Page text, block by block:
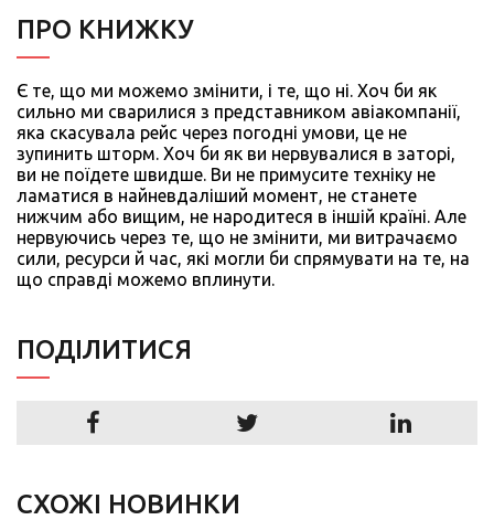
ПРО КНИЖКУ
Є те, що ми можемо змінити, і те, що ні. Хоч би як
сильно ми сварилися з представником авіакомпанії,
яка скасувала рейс через погодні умови, це не
зупинить шторм. Хоч би як ви нервувалися в заторі,
ви не поїдете швидше. Ви не примусите техніку не
ламатися в найневдаліший момент, не станете
нижчим або вищим, не народитеся в іншій країні. Але
нервуючись через те, що не змінити, ми витрачаємо
сили, ресурси й час, які могли би спрямувати на те, на
що справді можемо вплинути.
ПОДIЛИТИСЯ
СХОЖІ НОВИНКИ